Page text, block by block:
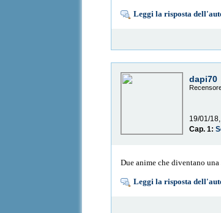
Leggi la risposta
dapi70
19/01/
Cap. 1:
Due anime che diventano
Leggi la risposta